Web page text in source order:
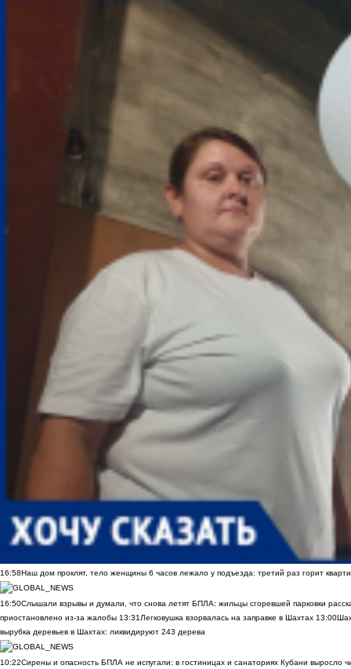
16:58Наш дом проклят, тело женщины 6 часов лежало у подъезда: третий раз горит
16:50Слышали взрывы и думали, что снова летят БПЛА: жильцы сгоревшей парковки
приостановлено из-за жалобы 13:31 Легковушка взорвалась на заправке в Шахтах 13:00
вырубка деревьев в Шахтах: ликвидируют 243 дерева
10:22Сирены и опасность БПЛА не испугали: в гостиницах и санаториях Кубани выросло